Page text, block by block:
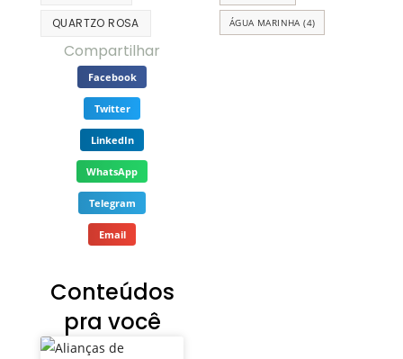
QUARTZO ROSA
Compartilhar
Facebook
Twitter
LinkedIn
WhatsApp
Telegram
Email
Conteúdos
pra você
ÁGUA MARINHA (4)